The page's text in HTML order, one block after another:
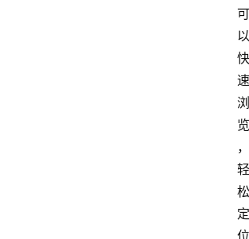
可
以
快
速
浏
览
，
轻
松
定
位